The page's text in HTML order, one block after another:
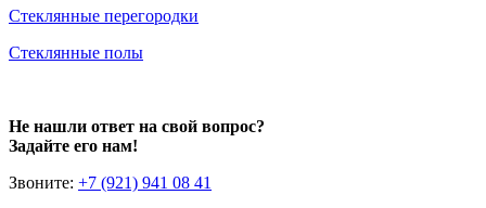
Стеклянные перегородки
Стеклянные полы
Не нашли ответ на свой вопрос?
Задайте его нам!
Звоните: +7 (921) 941 08 41